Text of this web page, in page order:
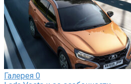
Галерея 0